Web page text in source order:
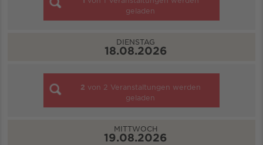
geladen
DIENSTAG
18.08.2026
2 von 2 Veranstaltungen werden
geladen
MITTWOCH
19.08.2026